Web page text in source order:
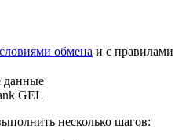
обмена и с правилами
данные
GEL
несколько шагов: